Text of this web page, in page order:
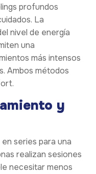
profundos
La
nivel de energía
una
más intensos
Ambos métodos
y
series para una
realizan sesiones
necesitar menos